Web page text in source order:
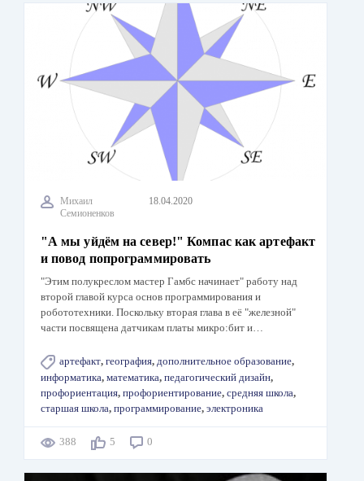
Михаил
Семионенков
18.04.2020
"А мы уйдём на север!" Компас как артефакт
и повод попрограммировать
"Этим полукреслом мастер Гамбс начинает" работу над
второй главой курса основ программирования и
робототехники. Поскольку вторая глава в её "железной"
части посвящена датчикам платы микро:бит и…
артефакт, география, дополнительное образование,
информатика, математика, педагогический дизайн,
профориентация, профориентирование, средняя школа,
старшая школа, программирование, электроника
388 5 0